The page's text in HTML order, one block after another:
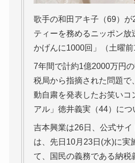
歌手の和田アキ子（69）が
ティーを務めるニッポン放
かげんに1000回」（土曜前
7年間で計約1億2000万円
税局から指摘された問題で
動自粛を発表したお笑いコ
アル」徳井義実（44）につ
吉本興業は26日、公式サイ
は、先日10月23日(水)に実
て、国民の義務である納税